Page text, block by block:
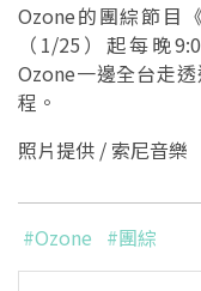
Ozone的團綜節目
（1/25）起每晚
Ozone一邊全台走
程。
照片提供 / 索尼音樂
#Ozone #團綜